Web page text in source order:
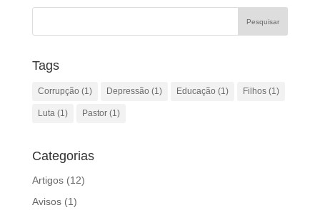
s
A
p
p
e
b
k
er y
Li
Tags
Corrupção (1) Depressão (1) Educação (1) Filhos(1)
Luta(1) Pastor(1)
Categorias
Artigos(12)
Avisos(1)